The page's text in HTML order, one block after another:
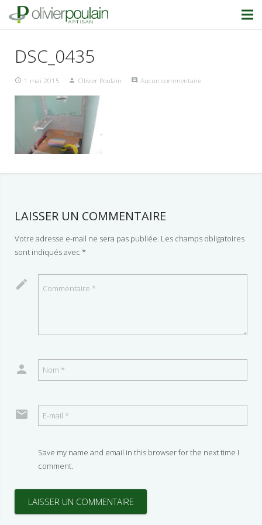
DSC_0435
1 mai 2015 Olivier Poulain Aucun commentaire
LAISSER UN COMMENTAIRE
Votre adresse e-mail ne sera pas publiée. Les champs obligatoires
sont indiqués avec *
Save my name and email in this browser for the next time I
comment.
LAISSER UN COMMENTAIRE